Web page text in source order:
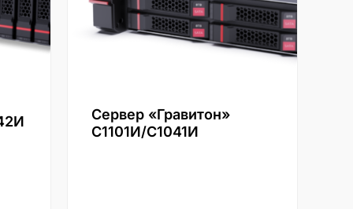
Сервер «Гравитон»
С1101И/С1041И